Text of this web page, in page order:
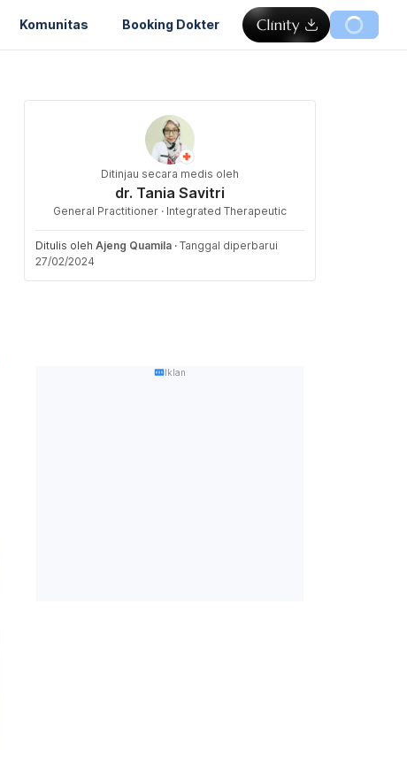
Komunitas Booking Dokter
Ditinjau secara medis oleh
dr. Tania Savitri
General Practitioner · Integrated Therapeutic
Ditulis oleh Ajeng Quamila · Tanggal diperbarui
27/02/2024
Iklan